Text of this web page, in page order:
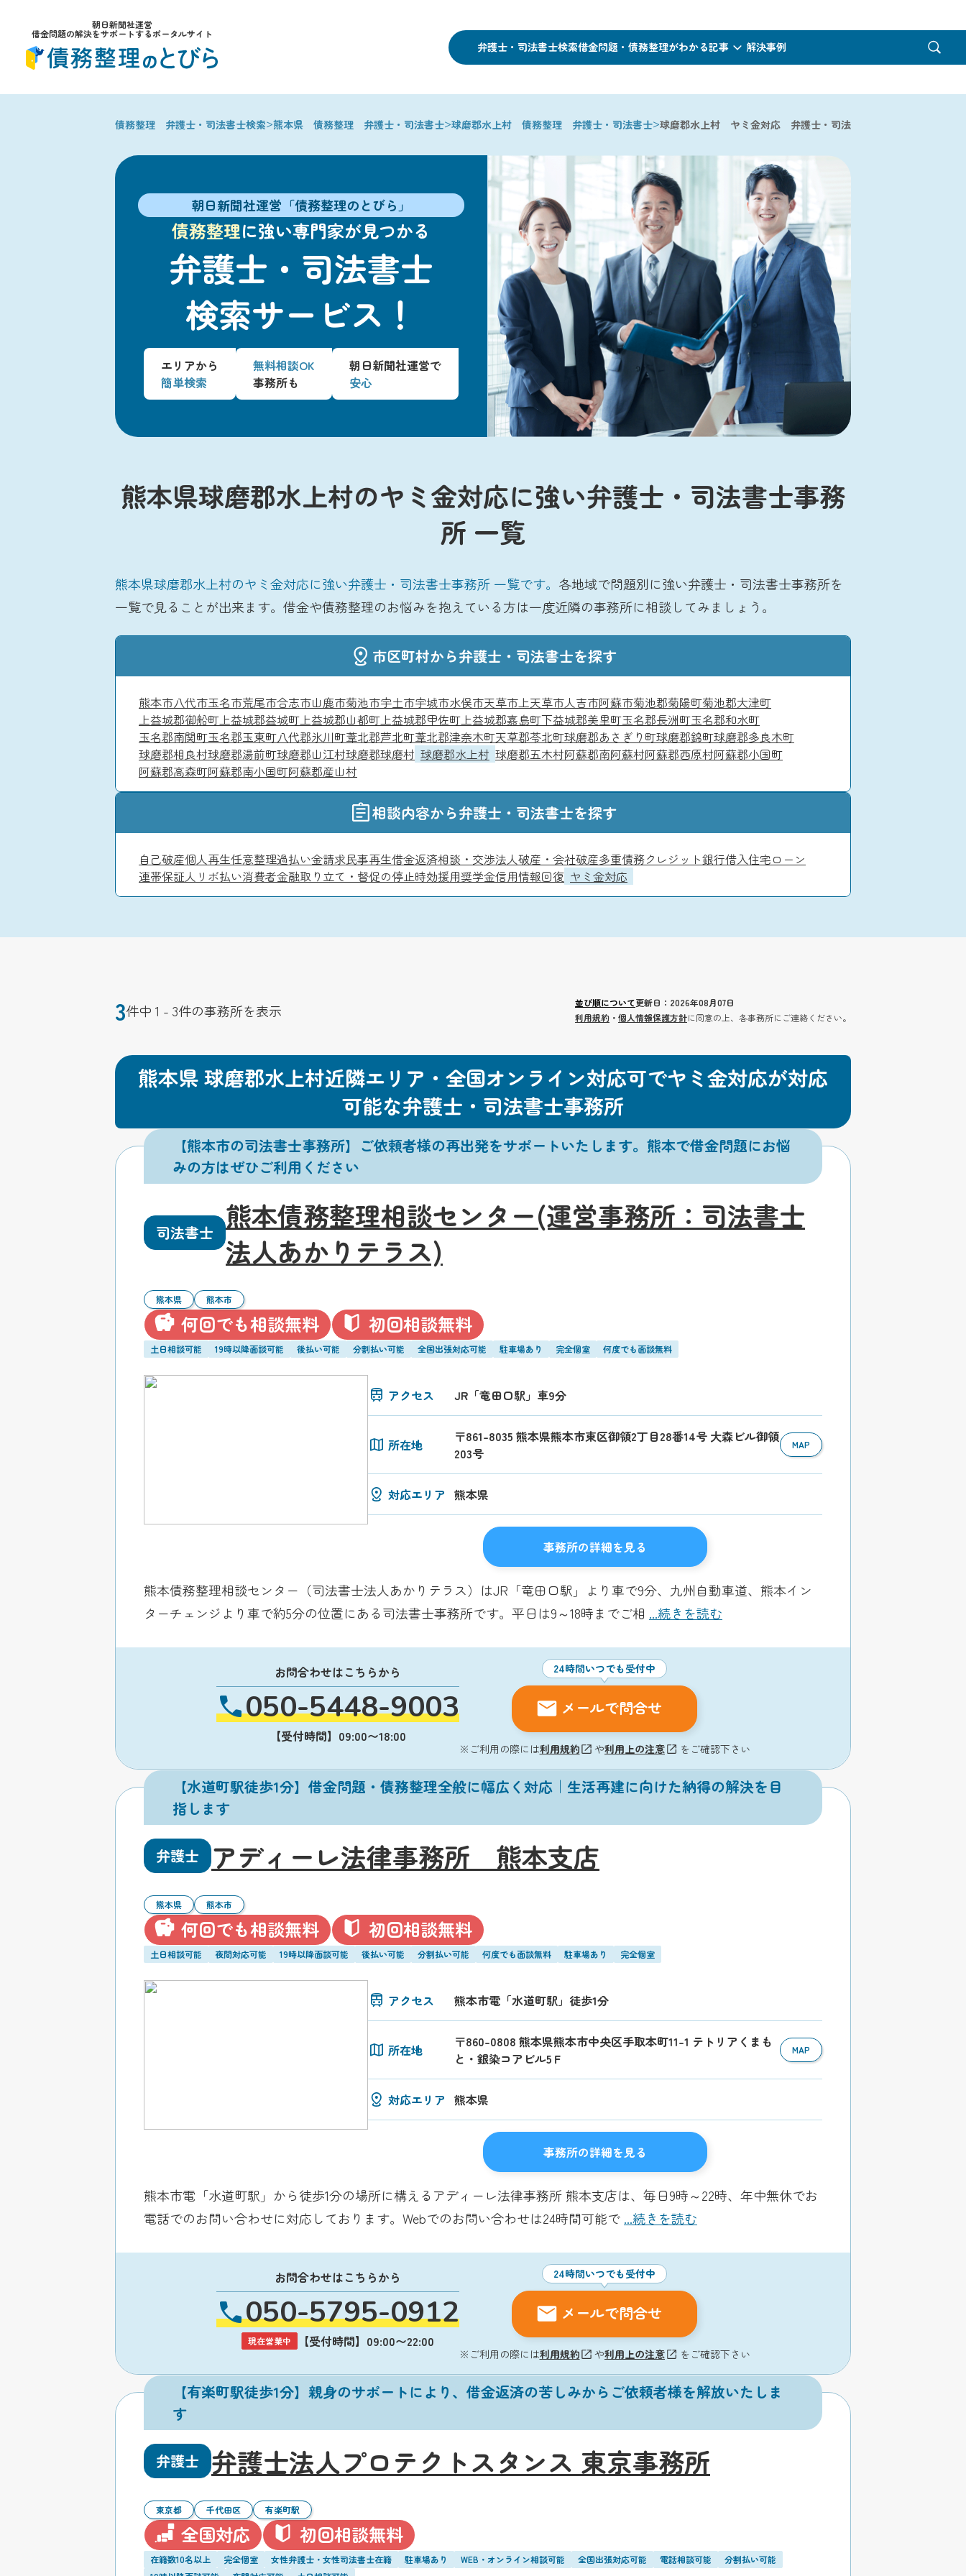
朝日新聞社運営
借金問題の解決をサポートするポータルサイト
弁護士・司法書士検索借金問題・債務整理がわかる記事 解決事例
債務整理 弁護士・司法書士検索>熊本県 債務整理 弁護士・司法書士>球磨郡水上村 債務整理 弁護士・司法書士>球磨郡水上村 ヤミ金対応 弁護士・司法書士
朝日新聞社運営「債務整理のとびら」
債務整理に強い専門家が見つかる
弁護士・司法書士
検索サービス！
エリアから
簡単検索
無料相談OK
事務所も
朝日新聞社運営で
安心
熊本県球磨郡水上村のヤミ金対応に強い弁護士・司法書士事務
所 一覧
熊本県球磨郡水上村のヤミ金対応に強い弁護士・司法書士事務所 一覧です。 各地域で問題別に強い弁護士・司法書士事務所を
一覧で見ることが出来ます。借金や債務整理のお悩みを抱えている方は一度近隣の事務所に相談してみましょう。
市区町村から弁護士・司法書士を探す
熊本市八代市玉名市荒尾市合志市山鹿市菊池市宇土市宇城市水俣市天草市上天草市人吉市阿蘇市菊池郡菊陽町菊池郡大津町
上益城郡御船町上益城郡益城町上益城郡山都町上益城郡甲佐町上益城郡嘉島町下益城郡美里町玉名郡長洲町玉名郡和水町
玉名郡南関町玉名郡玉東町八代郡氷川町葦北郡芦北町葦北郡津奈木町天草郡苓北町球磨郡あさぎり町球磨郡錦町球磨郡多良木町
球磨郡相良村球磨郡湯前町球磨郡山江村球磨郡球磨村 球磨郡水上村 球磨郡五木村阿蘇郡南阿蘇村阿蘇郡西原村阿蘇郡小国町
阿蘇郡高森町阿蘇郡南小国町阿蘇郡産山村
相談内容から弁護士・司法書士を探す
自己破産個人再生任意整理過払い金請求民事再生借金返済相談・交渉法人破産・会社破産多重債務クレジット銀行借入住宅ローン
連帯保証人 リボ払い消費者金融取り立て・督促の停止時効援用奨学金信用情報回復 ヤミ金対応
3件中 1 - 3件の事務所を表示 並び順について更新日：2026年08月07日
利用規約 ・ 個人情報保護方針に同意の上、各事務所にご連絡ください。
熊本県 球磨郡水上村近隣エリア・全国オンライン対応可でヤミ金対応が対応
可能な弁護士・司法書士事務所
【熊本市の司法書士事務所】ご依頼者様の再出発をサポートいたします。熊本で借金問題にお悩
みの方はぜひご利用ください
司法書士
熊本債務整理相談センター(運営事務所：司法書士
法人あかりテラス)
熊本県 熊本市
何回でも相談無料 初回相談無料
土日相談可能 19時以降面談可能 後払い可能 分割払い可能 全国出張対応可能 駐車場あり 完全個室 何度でも面談無料
アクセス JR「竜田口駅」車9分
所在地
〒861-8035 熊本県熊本市東区御領2丁目28番14号 大森ビル御領
203号
MAP
対応エリア 熊本県
事務所の詳細を見る
熊本債務整理相談センター（司法書士法人あかりテラス）はJR「竜田口駅」より車で9分、九州自動車道、熊本イン
ターチェンジより車で約5分の位置にある司法書士事務所です。平日は9～18時までご相 ...続きを読む
お問合わせはこちらから
050-5448-9003
【受付時間】09:00〜18:00
24時間いつでも受付中
メールで問合せ
※ご利用の際には利用規約 や利用上の注意 をご確認下さい
【水道町駅徒歩1分】借金問題・債務整理全般に幅広く対応｜生活再建に向けた納得の解決を目
指します
弁護士 アディーレ法律事務所 熊本支店
熊本県 熊本市
何回でも相談無料 初回相談無料
土日相談可能 夜間対応可能 19時以降面談可能 後払い可能 分割払い可能 何度でも面談無料 駐車場あり 完全個室
アクセス 熊本市電「水道町駅」徒歩1分
所在地
〒860-0808 熊本県熊本市中央区手取本町11-1 テトリアくまも
と・銀染コアビル5Ｆ
MAP
対応エリア 熊本県
事務所の詳細を見る
熊本市電「水道町駅」から徒歩1分の場所に構えるアディーレ法律事務所 熊本支店は、毎日9時～22時、年中無休でお
電話でのお問い合わせに対応しております。Webでのお問い合わせは24時間可能で ...続きを読む
お問合わせはこちらから
050-5795-0912
現在営業中 【受付時間】09:00〜22:00
24時間いつでも受付中
メールで問合せ
※ご利用の際には利用規約 や利用上の注意 をご確認下さい
【有楽町駅徒歩1分】親身のサポートにより、借金返済の苦しみからご依頼者様を解放いたしま
す
弁護士 弁護士法人プロテクトスタンス 東京事務所
東京都 千代田区 有楽町駅
全国対応 初回相談無料
在籍数10名以上 完全個室 女性弁護士・女性司法書士在籍 駐車場あり WEB・オンライン相談可能 全国出張対応可能 電話相談可能
分割払い可能